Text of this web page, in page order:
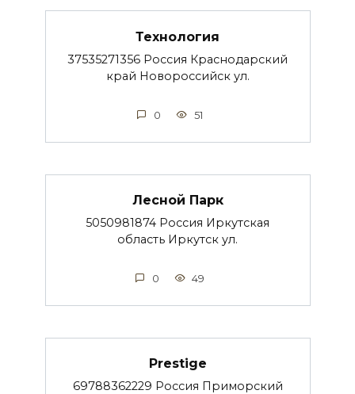
Технология
37535271356 Россия Краснодарский
край Новороссийск ул.
0 51
Лесной Парк
5050981874 Россия Иркутская
область Иркутск ул.
0 49
Prestige
69788362229 Россия Приморский